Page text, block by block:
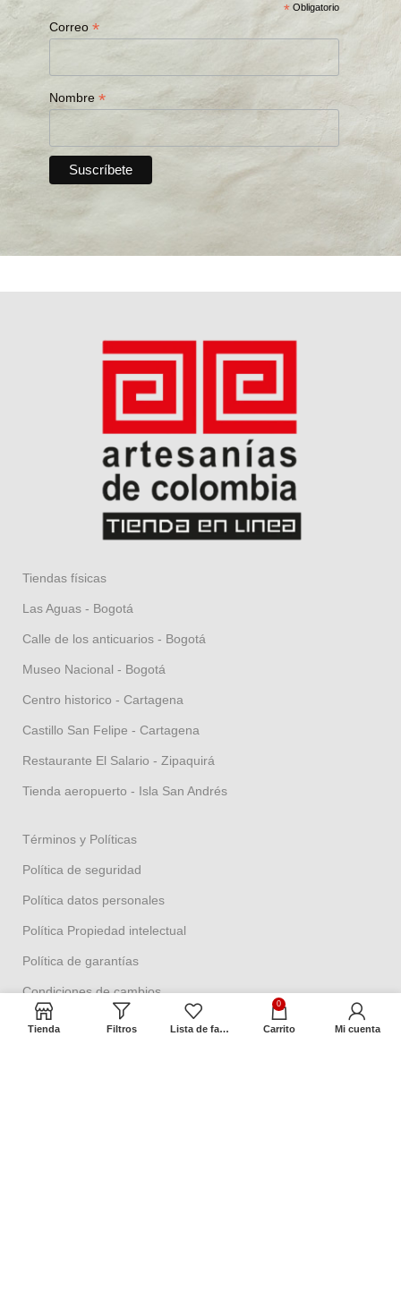
* Obligatorio
Correo*
Nombre*
Tiendas físicas
Las Aguas - Bogotá
Calle de los anticuarios - Bogotá
Museo Nacional - Bogotá
Centro historico - Cartagena
Castillo San Felipe - Cartagena
Restaurante El Salario - Zipaquirá
Tienda aeropuerto - Isla San Andrés
Términos y Políticas
Política de seguridad
Política datos personales
Política Propiedad intelectual
Política de garantías
Condiciones de cambios
Términos y condiciones
Tienda Filtros Lista de favoritos
0
Carrito Mi cuenta